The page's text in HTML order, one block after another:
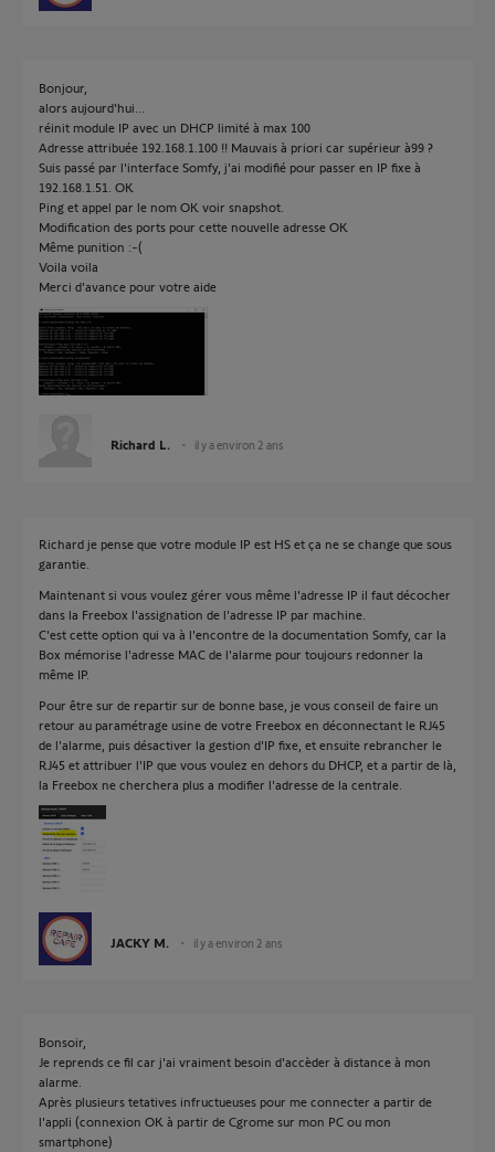
Bonjour,
alors aujourd'hui...
réinit module IP avec un DHCP limité à max 100
Adresse attribuée 192.168.1.100 !! Mauvais à priori car supérieur à99 ?
Suis passé par l'interface Somfy, j'ai modifié pour passer en IP fixe à
192.168.1.51. OK
Ping et appel par le nom OK voir snapshot.
Modification des ports pour cette nouvelle adresse OK
Même punition :-(
Voila voila
Merci d'avance pour votre aide
Richard L. il y a environ 2 ans
Richard je pense que votre module IP est HS et ça ne se change que sous
garantie.
Maintenant si vous voulez gérer vous même l'adresse IP il faut décocher
dans la Freebox l'assignation de l'adresse IP par machine.
C'est cette option qui va à l'encontre de la documentation Somfy, car la
Box mémorise l'adresse MAC de l'alarme pour toujours redonner la
même IP.
Pour être sur de repartir sur de bonne base, je vous conseil de faire un
retour au paramétrage usine de votre Freebox en déconnectant le RJ45
de l'alarme, puis désactiver la gestion d'IP fixe, et ensuite rebrancher le
RJ45 et attribuer l'IP que vous voulez en dehors du DHCP, et a partir de là,
la Freebox ne cherchera plus a modifier l'adresse de la centrale.
JACKY M. il y a environ 2 ans
Bonsoir,
Je reprends ce fil car j'ai vraiment besoin d'accèder à distance à mon
alarme.
Après plusieurs tetatives infructueuses pour me connecter a partir de
l'appli (connexion OK à partir de Cgrome sur mon PC ou mon
smartphone)